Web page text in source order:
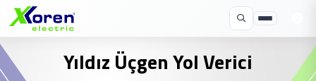
Yıldız Üçgen Yol Verici